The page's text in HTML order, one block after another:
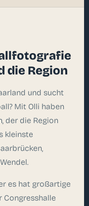
die Region
und sucht
Mit Olli haben
der die Region
kleinste
es hat großartige